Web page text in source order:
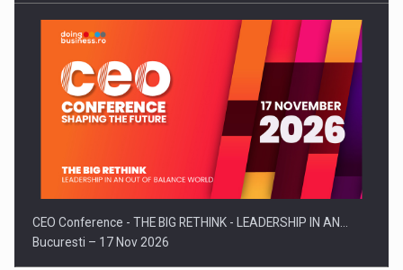
CEO Conference - THE BIG RETHINK - LEADERSHIP IN AN…
Bucuresti – 17 Nov 2026